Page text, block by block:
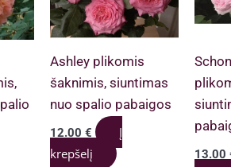
Ashley plikomis
šaknimis, siuntimas
nuo spalio pabaigos
12.00€
Į
krepšelį
13.00